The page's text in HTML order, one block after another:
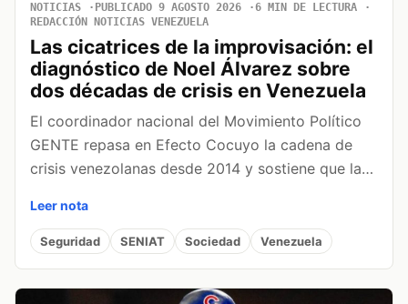
NOTICIAS PUBLICADO 9 AGOSTO 2026
6 MIN DE LECTURA
REDACCIÓN NOTICIAS VENEZUELA
Las cicatrices de la improvisación: el
diagnóstico de Noel Álvarez sobre
dos décadas de crisis en Venezuela
El coordinador nacional del Movimiento Político
GENTE repasa en Efecto Cocuyo la cadena de
crisis venezolanas desde 2014 y sostiene que la…
Leer nota
Seguridad SENIAT Sociedad Venezuela